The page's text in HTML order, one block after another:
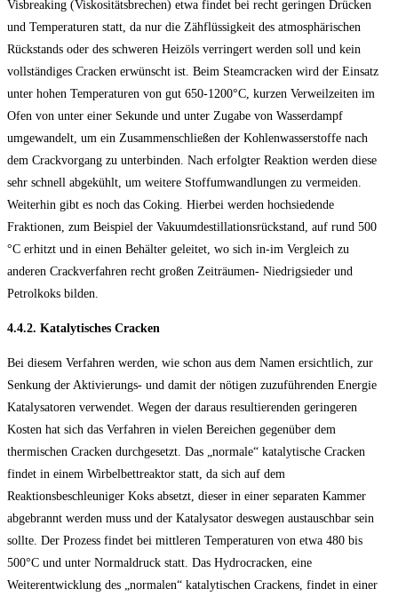
Visbreaking (Viskositätsbrechen) etwa findet bei recht geringen Drücken
und Temperaturen statt, da nur die Zähflüssigkeit des atmosphärischen
Rückstands oder des schweren Heizöls verringert werden soll und kein
vollständiges Cracken erwünscht ist. Beim Steamcracken wird der Einsatz
unter hohen Temperaturen von gut 650-1200°C, kurzen Verweilzeiten im
Ofen von unter einer Sekunde und unter Zugabe von Wasserdampf
umgewandelt, um ein Zusammenschließen der Kohlenwasserstoffe nach
dem Crackvorgang zu unterbinden. Nach erfolgter Reaktion werden diese
sehr schnell abgekühlt, um weitere Stoffumwandlungen zu vermeiden.
Weiterhin gibt es noch das Coking. Hierbei werden hochsiedende
Fraktionen, zum Beispiel der Vakuumdestillationsrückstand, auf rund 500
°C erhitzt und in einen Behälter geleitet, wo sich in-im Vergleich zu
anderen Crackverfahren recht großen Zeiträumen- Niedrigsieder und
Petrolkoks bilden.
4.4.2. Katalytisches Cracken
Bei diesem Verfahren werden, wie schon aus dem Namen ersichtlich, zur
Senkung der Aktivierungs- und damit der nötigen zuzuführenden Energie
Katalysatoren verwendet. Wegen der daraus resultierenden geringeren
Kosten hat sich das Verfahren in vielen Bereichen gegenüber dem
thermischen Cracken durchgesetzt. Das „normale“ katalytische Cracken
findet in einem Wirbelbettreaktor statt, da sich auf dem
Reaktionsbeschleuniger Koks absetzt, dieser in einer separaten Kammer
abgebrannt werden muss und der Katalysator deswegen austauschbar sein
sollte. Der Prozess findet bei mittleren Temperaturen von etwa 480 bis
500°C und unter Normaldruck statt. Das Hydrocracken, eine
Weiterentwicklung des „normalen“ katalytischen Crackens, findet in einer